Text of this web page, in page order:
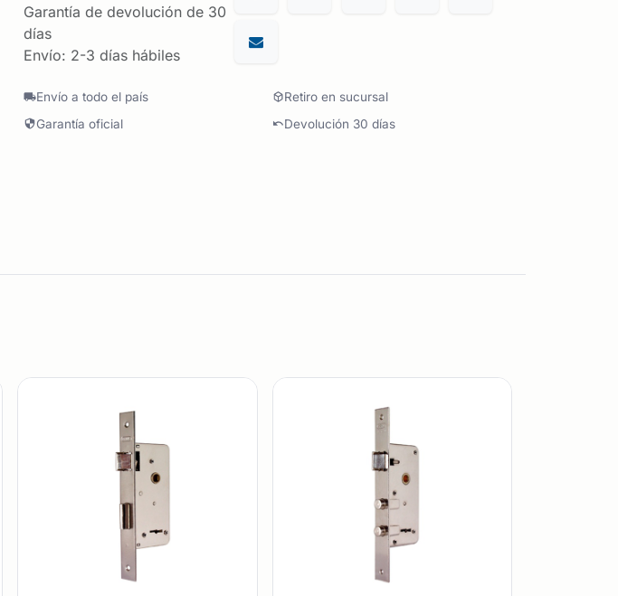
Garantía de devolución de 30
días
Envío: 2-3 días hábiles
Envío a todo el país
Retiro en sucursal
Garantía oficial
Devolución 30 días